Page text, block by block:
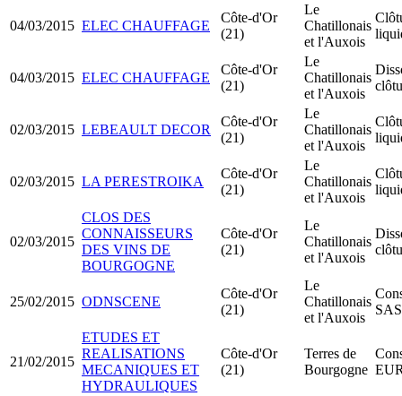
04/03/2015 ELEC CHAUFFAGE
Côte-d'Or
(21)
Le
Chatillonais
et l'Auxois
04/03/2015 ELEC CHAUFFAGE
Côte-d'Or
(21)
Le
Chatillonais
et l'Auxois
02/03/2015 LEBEAULT DECOR
Côte-d'Or
(21)
Le
Chatillonais
et l'Auxois
02/03/2015 LA PERESTROIKA
Côte-d'Or
(21)
Le
Chatillonais
et l'Auxois
02/03/2015
CLOS DES
CONNAISSEURS
DES VINS DE
BOURGOGNE
Côte-d'Or
(21)
Le
Chatillonais
et l'Auxois
25/02/2015 ODNSCENE
Côte-d'Or
(21)
Le
Chatillonais
et l'Auxois
21/02/2015
ETUDES ET
REALISATIONS
MECANIQUES ET
HYDRAULIQUES
Côte-d'Or
(21)
Terres de
Bourgogne